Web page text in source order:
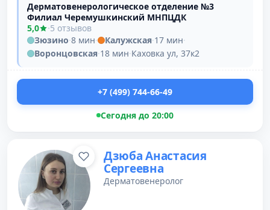
Дерматовенерологическое отделение №3
Филиал Черемушкинский МНПЦДК
5,0
·5 отзывов
Зюзино·8 мин· Калужская·17 мин·
Воронцовская·18 мин·Каховка ул, 37к2
+7 (499) 744-66-49
Сегодня до 20:00
Дзюба Анастасия
Сергеевна
Дерматовенеролог